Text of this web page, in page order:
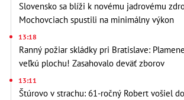
Slovensko sa blíži k novému jadrovému
Mochovciach spustili na minimálny výkon
13:18
Ranný požiar skládky pri Bratislave:
veľkú plochu! Zasahovalo deväť zborov
13:11
Štúrovo v strachu: 61-ročný Robert vošiel